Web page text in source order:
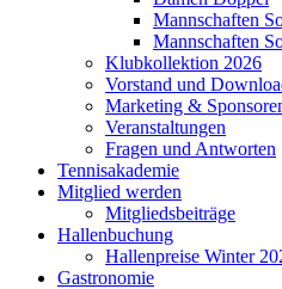
Mannschaften
Mannschaften
Klubkollektion 2026
Vorstand und
Marketing &
Veranstaltungen
Fragen und Antworten
Tennisakademie
Mitglied werden
Mitgliedsbeiträge
Hallenbuchung
Hallenpreise Winter
Gastronomie